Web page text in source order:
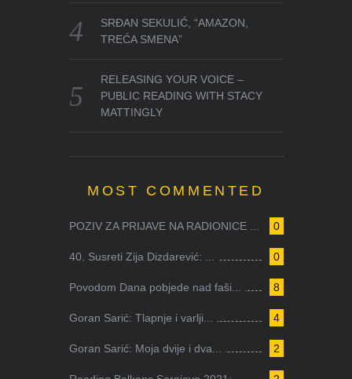
SRĐAN SEKULIĆ, “AMAZON,
TREĆA SMENA”
RELEASING YOUR VOICE –
PUBLIC READING WITH STACY
MATTINGLY
MOST COMMENTED
0
POZIV ZA PRIJAVE NA RADIONICE ...
0
40. Susreti Zija Dizdarević: ...
8
Povodom Dana pobjede nad faši...
4
Goran Sarić: Tlapnje i varlji...
2
Goran Sarić: Moja dvije i dva...